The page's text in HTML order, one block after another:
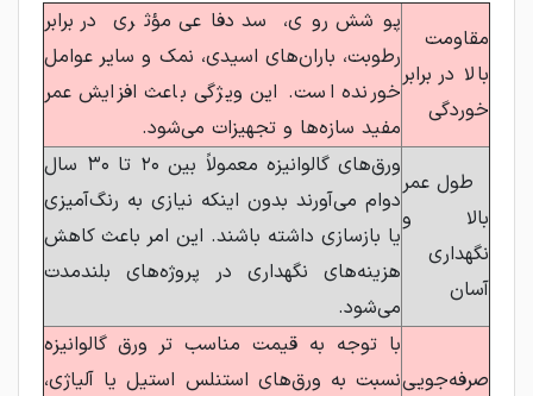
مقاومت
بالا در برابر
خوردگی
پوشش روی، سد دفاعی مؤثری در برابر
رطوبت، باران‌های اسیدی، نمک و سایر عوامل
خورنده است. این ویژگی باعث افزایش عمر
مفید سازه‌ها و تجهیزات می‌شود.
طول عمر
بالا و
نگهداری
آسان
ورق‌های گالوانیزه معمولاً بین ۲۰ تا ۳۰ سال
دوام می‌آورند بدون اینکه نیازی به رنگ‌آمیزی
یا بازسازی داشته باشند. این امر باعث کاهش
هزینه‌های نگهداری در پروژه‌های بلندمدت
می‌شود.
صرفه‌جویی
با توجه به قیمت مناسب ‌تر ورق گالوانیزه
نسبت به ورق‌های استنلس استیل یا آلیاژی،